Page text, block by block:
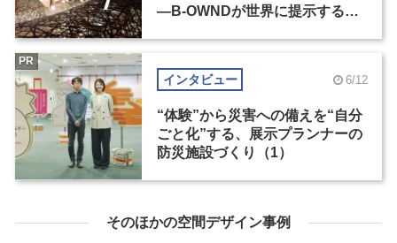
―B-OWNDが世界に提示する美
インタビュー 6/12
“体験”から災害への備えを“自分
ごと化”する、展示プランナーの
防災施設づくり（1）
PR
そのほかの空間デザイン事例